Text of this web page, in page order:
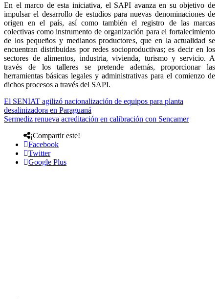
En el marco de esta iniciativa, el SAPI avanza en su objetivo de
impulsar el desarrollo de estudios para nuevas denominaciones de
origen en el país, así como también el registro de las marcas
colectivas como instrumento de organización para el fortalecimiento
de los pequeños y medianos productores, que en la actualidad se
encuentran distribuidas por redes socioproductivas; es decir en los
sectores de alimentos, industria, vivienda, turismo y servicio. A
través de los talleres se pretende además, proporcionar las
herramientas básicas legales y administrativas para el comienzo de
dichos procesos a través del SAPI.
El SENIAT agilizó nacionalización de equipos para planta
desalinizadora en Paraguaná
Sermediz renueva acreditación en calibración con Sencamer
¡Compartir este!
Facebook
Twitter
Google Plus